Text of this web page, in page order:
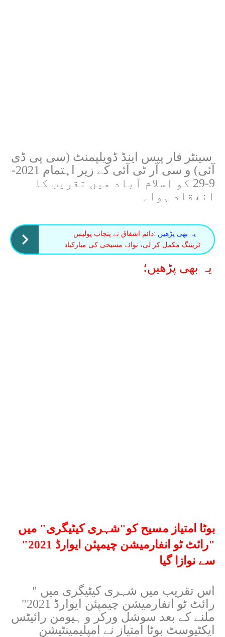
سینٹر فار پیس اینڈ ڈویلپمنٹ (سی پی ڈی
آئی) و سی آر ٹی آئی کے زیر اہتمام 2021-
9-29 کو اسلام آباد میں تقریب کا
انعقاد ہوا۔
یہ بھی پڑھیں :دائم اشفاق نے پنجاب پولیس
ٹریننگ مکمل کر لی، نوائے مسیحی کی مبارکباد
یہ بھی پڑھیں؛
بوٹا امتیاز مسیح کو"شہری کیٹیگری" میں
"رائٹ ٹو انفارمیشن چیمپئن ایوارڈ 2021"
سے نوازا گیا
اس تقریب میں شہری کیٹیگری میں "
رائٹ ٹو انفارمیشن چیمپئن ایوارڈ 2021"
ملنے کے بعد سوشل ورکر و ہیومن رائیٹس
ایکٹیوسٹ بوٹا امتیاز نے امپلیمینٹیشن